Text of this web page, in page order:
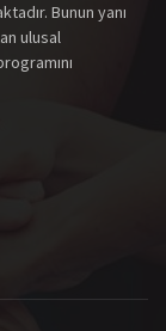
Bunun yanı
ulusal